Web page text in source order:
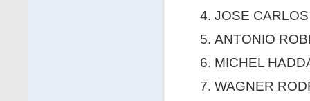
JOSE
ANTONIO
MICHEL
WAGNER